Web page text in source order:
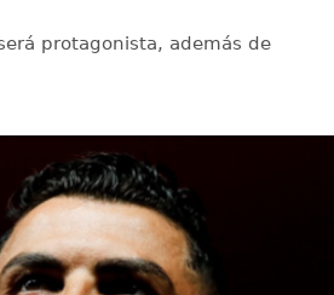
protagonista, además de